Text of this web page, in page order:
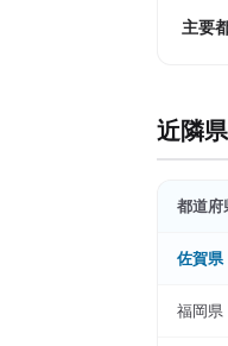
主要
近隣
都道府
佐賀県
福岡県